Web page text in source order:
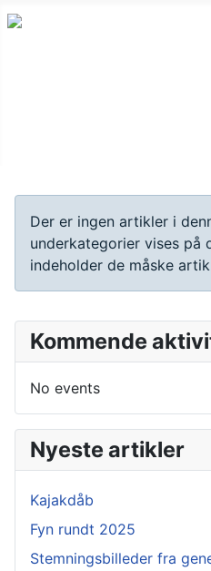
Info
Der er ingen artikler i
underkategorier vises på
indeholder de måske
Kommende
No events
Nyeste artikler
Kajakdåb
Fyn rundt 2025
Stemningsbilleder fra